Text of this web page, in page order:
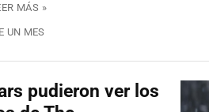
MÁS »
UN MES
pudieron ver los